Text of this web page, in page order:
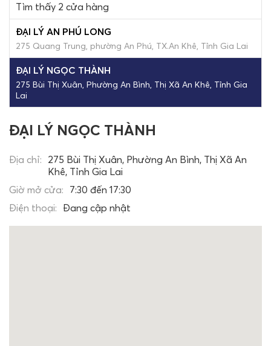
Tìm thấy 2 cửa hàng
ĐẠI LÝ AN PHÚ LONG
275 Quang Trung, phường An Phú, TX.An Khê, Tỉnh Gia Lai
ĐẠI LÝ NGỌC THÀNH
275 Bùi Thị Xuân, Phường An Bình, Thị Xã An Khê, Tỉnh Gia
Lai
ĐẠI LÝ NGỌC THÀNH
Địa chỉ: 275 Bùi Thị Xuân, Phường An Bình, Thị Xã An
Khê, Tỉnh Gia Lai
Giờ mở cửa: 7:30 đến 17:30
Điện thoại: Đang cập nhật